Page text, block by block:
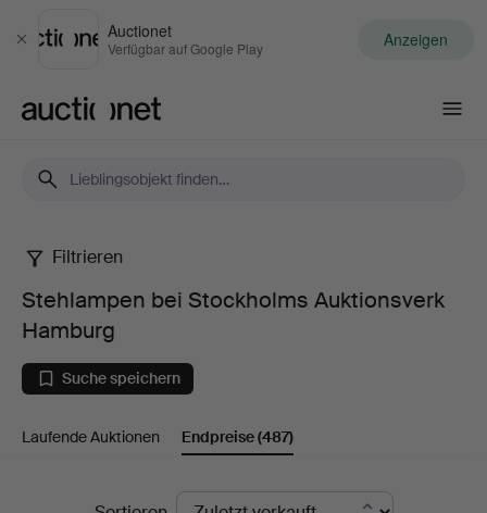
Schließen
Auctionet
Verfügbar auf Google Play Anzeigen
Stehlampen
bei
Stockholms
Auktionsverk
Filtrieren
Stehlampen bei Stockholms Auktionsverk
Hamburg
Suche speichern
Laufende Auktionen Endpreise(487)